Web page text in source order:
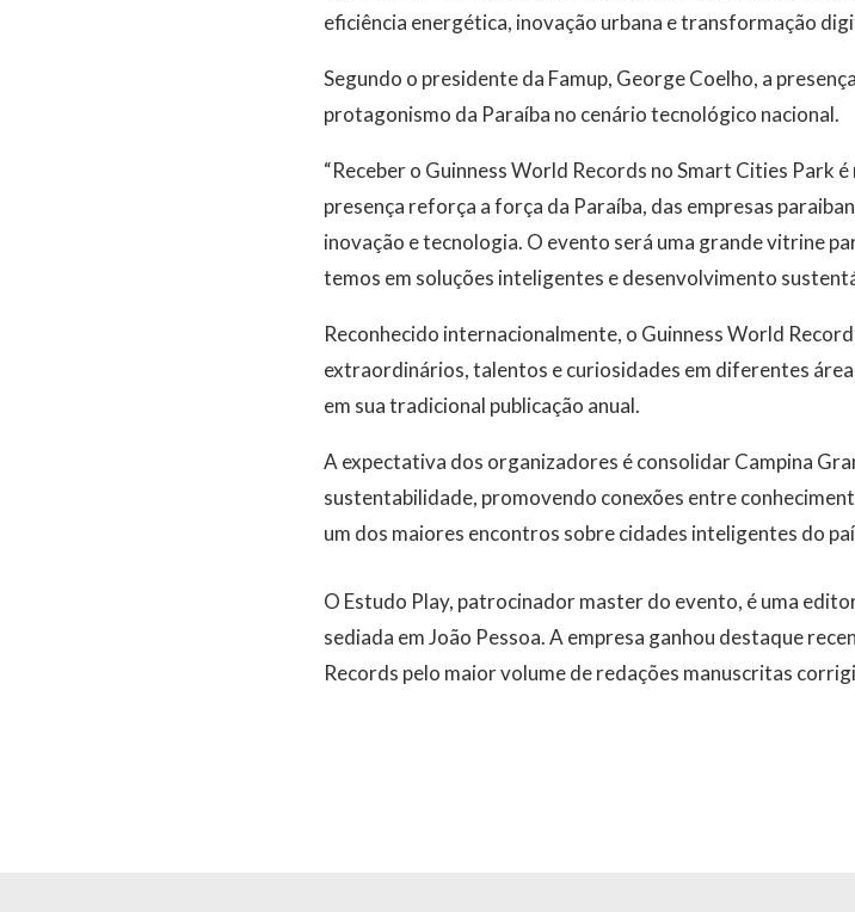
eficiência energética, inovação urbana e transformação
Segundo o presidente da Famup, George Coelho, a
protagonismo da Paraíba no cenário tecnológico nacional.
“Receber o Guinness World Records no Smart Cities Park
presença reforça a força da Paraíba, das empresas
inovação e tecnologia. O evento será uma grande vitrine
temos em soluções inteligentes e desenvolvimento
Reconhecido internacionalmente, o Guinness World
extraordinários, talentos e curiosidades em diferentes
em sua tradicional publicação anual.
A expectativa dos organizadores é consolidar Campina
sustentabilidade, promovendo conexões entre
um dos maiores encontros sobre cidades inteligentes do
O Estudo Play, patrocinador master do evento, é uma
sediada em João Pessoa. A empresa ganhou destaque
Records pelo maior volume de redações manuscritas